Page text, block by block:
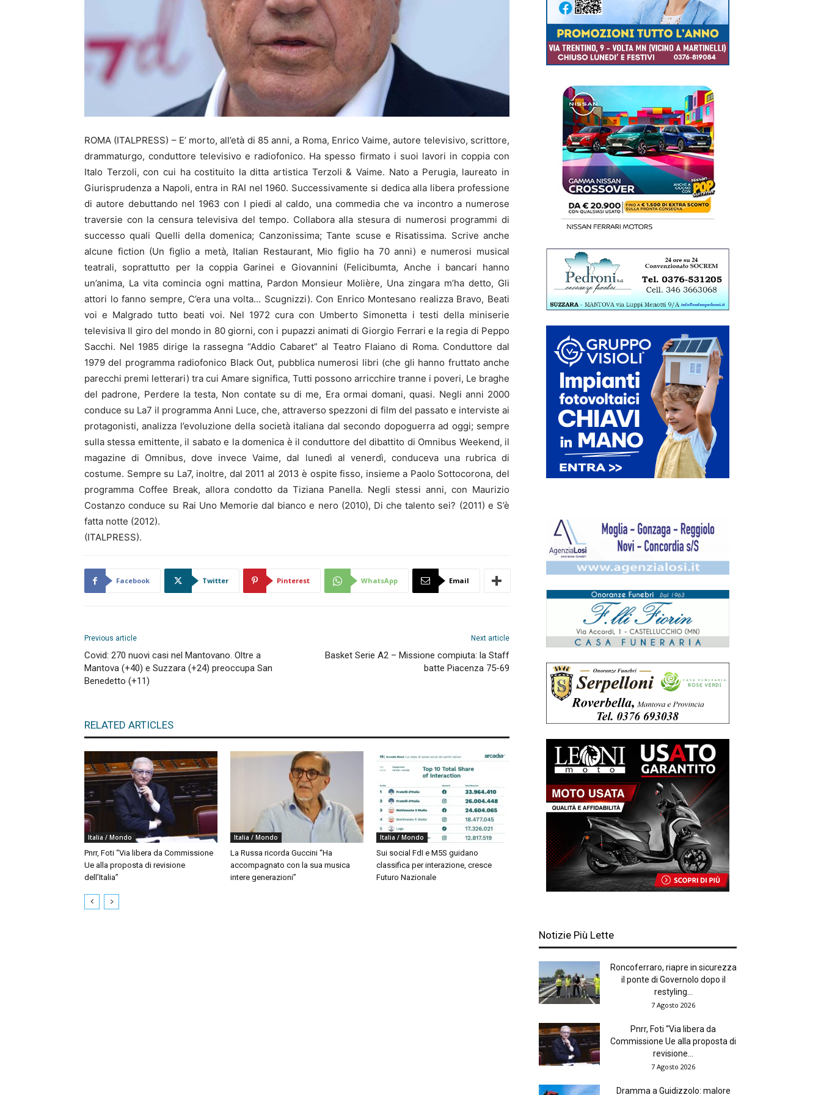
ROMA (ITALPRESS) – E’ morto, all’età di 85 anni, a Roma, Enrico Vaime, autore televisivo, scrittore,
drammaturgo, conduttore televisivo e radiofonico. Ha spesso firmato i suoi lavori in coppia con
Italo Terzoli, con cui ha costituito la ditta artistica Terzoli & Vaime. Nato a Perugia, laureato in
Giurisprudenza a Napoli, entra in RAI nel 1960. Successivamente si dedica alla libera professione
di autore debuttando nel 1963 con I piedi al caldo, una commedia che va incontro a numerose
traversie con la censura televisiva del tempo. Collabora alla stesura di numerosi programmi di
successo quali Quelli della domenica; Canzonissima; Tante scuse e Risatissima. Scrive anche
alcune fiction (Un figlio a metà, Italian Restaurant, Mio figlio ha 70 anni) e numerosi musical
teatrali, soprattutto per la coppia Garinei e Giovannini (Felicibumta, Anche i bancari hanno
un’anima, La vita comincia ogni mattina, Pardon Monsieur Molière, Una zingara m’ha detto, Gli
attori lo fanno sempre, C’era una volta… Scugnizzi). Con Enrico Montesano realizza Bravo, Beati
voi e Malgrado tutto beati voi. Nel 1972 cura con Umberto Simonetta i testi della miniserie
televisiva Il giro del mondo in 80 giorni, con i pupazzi animati di Giorgio Ferrari e la regia di Peppo
Sacchi. Nel 1985 dirige la rassegna “Addio Cabaret” al Teatro Flaiano di Roma. Conduttore dal
1979 del programma radiofonico Black Out, pubblica numerosi libri (che gli hanno fruttato anche
parecchi premi letterari) tra cui Amare significa, Tutti possono arricchire tranne i poveri, Le braghe
del padrone, Perdere la testa, Non contate su di me, Era ormai domani, quasi. Negli anni 2000
conduce su La7 il programma Anni Luce, che, attraverso spezzoni di film del passato e interviste ai
protagonisti, analizza l’evoluzione della società italiana dal secondo dopoguerra ad oggi; sempre
sulla stessa emittente, il sabato e la domenica è il conduttore del dibattito di Omnibus Weekend, il
magazine di Omnibus, dove invece Vaime, dal lunedì al venerdì, conduceva una rubrica di
costume. Sempre su La7, inoltre, dal 2011 al 2013 è ospite fisso, insieme a Paolo Sottocorona, del
programma Coffee Break, allora condotto da Tiziana Panella. Negli stessi anni, con Maurizio
Costanzo conduce su Rai Uno Memorie dal bianco e nero (2010), Di che talento sei? (2011) e S’è
fatta notte (2012).
(ITALPRESS).
Facebook Twitter Pinterest WhatsApp Email
Previous article
Covid: 270 nuovi casi nel Mantovano. Oltre a
Mantova (+40) e Suzzara (+24) preoccupa San
Benedetto (+11)
Next article
Basket Serie A2 – Missione compiuta: la Staff
batte Piacenza 75-69
RELATED ARTICLES
Italia / Mondo
Pnrr, Foti “Via libera da Commissione
Ue alla proposta di revisione
dell’Italia”
Italia / Mondo
La Russa ricorda Guccini “Ha
accompagnato con la sua musica
intere generazioni”
Italia / Mondo
Sui social FdI e M5S guidano
classifica per interazione, cresce
Futuro Nazionale
Notizie Più Lette
Roncoferraro, riapre in sicurezza
il ponte di Governolo dopo il
restyling...
7 Agosto 2026
Pnrr, Foti “Via libera da
Commissione Ue alla proposta di
revisione...
7 Agosto 2026
Dramma a Guidizzolo: malore